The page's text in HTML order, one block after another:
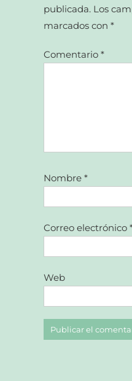
publicada. Los
marcados con*
Comentario*
Nombre*
Correo electrónico
Web